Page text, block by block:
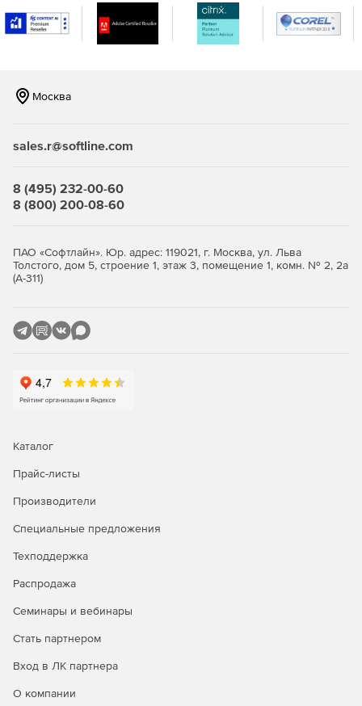
Единое хранилище – размещение в едином
защищенном месте всех паролей, логинов,
документов.
посылать запрос на извлечение пароля для
могут назначаться на основании ролей и прав
пользователей в организации.
паролей дистанционно (версия Premium) через web-
интерфейс Password Manager Pro или автоматически
синхронизации с удаленными системами (версия
Premium).
Аудит и отчетность – ведение истории того, кто, когда
защищенный контроль общих учетных записей, таких
Enable в Cisco, SA в SQL и др.
пользователей и групп из Active Directory/ LDAP,
Автоматический в ход в целевые системы,
интерфейса без копирования и вставки логинов/
Москва
sales.r@softline.com
8 (495) 232-00-60
8 (800) 200-08-60
ПАО «Софтлайн». Юр. адрес: 119021, г. Москва, ул. Льва
Толстого, дом 5, строение 1, этаж 3, помещение 1, комн. № 2, 2а
(А-311)
Каталог
Прайс-листы
Производители
Специальные предложения
Техподдержка
Распродажа
Семинары и вебинары
Стать партнером
Вход в ЛК партнера
О компании